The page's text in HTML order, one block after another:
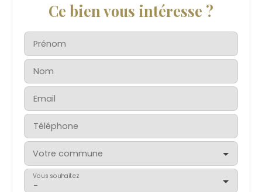
Ce bien vous intéresse ?
Prénom
Nom
Email
Téléphone
Votre commune
-
Vous souhaitez